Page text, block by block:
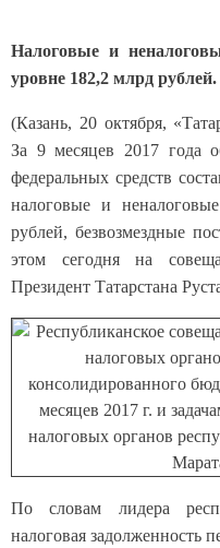
Налоговые и
уровне 182,2 млрд рублей.
(Казань, 20 октября,
За 9 месяцев 2017 года
федеральных средств
налоговые и
рублей, безвозмездные
этом сегодня на
Президент Татарстана
По словам лидера
налоговая задолженность